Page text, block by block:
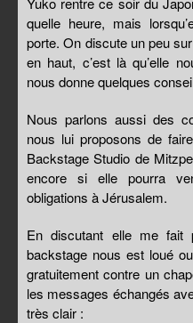
quelle heure, mais
porte. On discute un peu
en haut, c’est là qu’elle
nous donne quelques
Nous parlons aussi des
nous lui proposons de
Backstage Studio de
encore si elle pourra
obligations à Jérusalem.
En discutant elle me fait
backstage nous est loué
gratuitement contre un
les messages échangés
très clair :